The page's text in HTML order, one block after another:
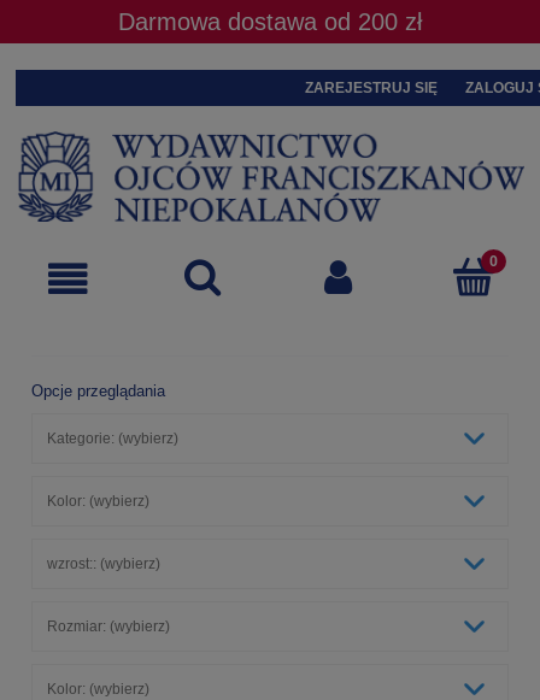
Darmowa dostawa od 200 zł
ZAREJESTRUJ SIĘ ZALOGUJ
Opcje przeglądania
Kategorie: (wybierz)
Kolor: (wybierz)
wzrost:: (wybierz)
Rozmiar: (wybierz)
Kolor: (wybierz)